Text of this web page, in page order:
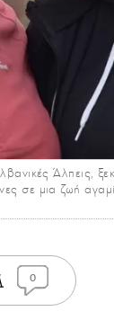
Άλπεις,
σε μια ζωή
0